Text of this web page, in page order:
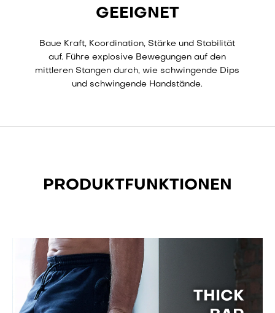
GEEIGNET
Baue Kraft, Koordination, Stärke und Stabilität
auf. Führe explosive Bewegungen auf den
mittleren Stangen durch, wie schwingende Dips
und schwingende Handstände.
PRODUKTFUNKTIONEN
THICK